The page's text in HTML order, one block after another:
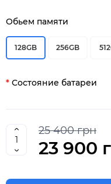
Обьем памяти
128GB 256GB
Состояние батареи
25 400 грн
23 900